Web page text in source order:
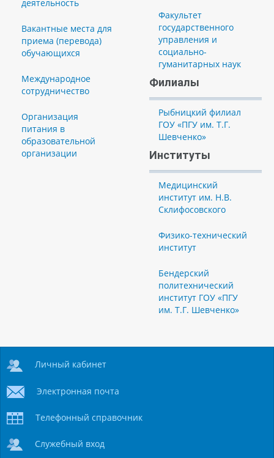
деятельность
Вакантные места для
приема (перевода)
обучающихся
Международное
сотрудничество
Организация
питания в
образовательной
организации
Факультет
государственного
управления и
социально-
гуманитарных наук
Филиалы
Рыбницкий филиал
ГОУ «ПГУ им. Т.Г.
Шевченко»
Институты
Медицинский
институт им. Н.В.
Склифосовского
Физико-технический
институт
Бендерский
политехнический
институт ГОУ «ПГУ
им. Т.Г. Шевченко»
Личный кабинет
Электронная почта
Телефонный справочник
Служебный вход